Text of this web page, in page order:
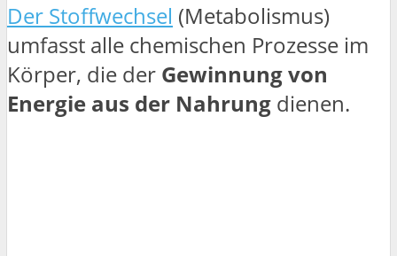
Der Stoffwechsel (Metabolismus)
umfasst alle chemischen Prozesse im
Körper, die der Gewinnung von
Energie aus der Nahrung dienen.